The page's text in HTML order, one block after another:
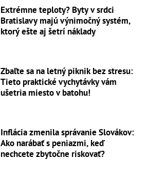
Extrémne teploty? Byty v srdci
Bratislavy majú výnimočný systém,
ktorý ešte aj šetrí náklady
Zbaľte sa na letný piknik bez stresu:
Tieto praktické vychytávky vám
ušetria miesto v batohu!
Inflácia zmenila správanie Slovákov:
Ako narábať s peniazmi, keď
nechcete zbytočne riskovať?